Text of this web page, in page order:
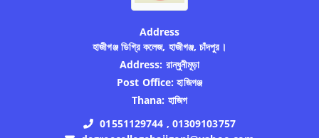
Address
হাজীগঞ্জ ডিগ্রি কলেজ, হাজীগঞ্জ, চাঁদপুর।
Address: রান্ধুনীমূড়া
Post Office: হাজিগঞ্জ
Thana: হাজিগ
01551129744 , 01309103757